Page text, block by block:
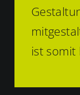
ist somit